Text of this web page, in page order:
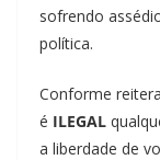
sofrendo
política.
Conforme
é ILEGAL
a liberdade de